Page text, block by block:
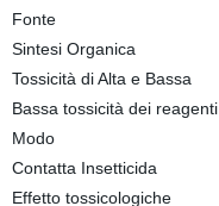
Fonte
Sintesi Organica
Tossicità di Alta e Bassa
Bassa tossicità dei reagenti
Modo
Contatta Insetticida
Effetto tossicologiche